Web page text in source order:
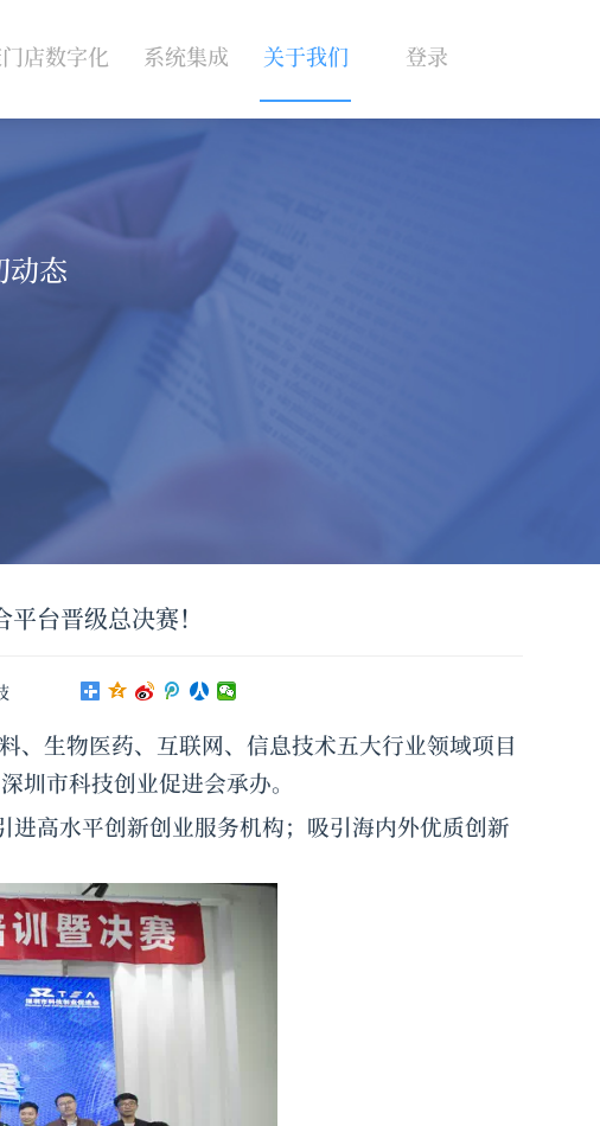
店数字化
赋能方案
系统集成
微信应用对接
小程序插件对接
辅诊系统API
企业注册
企业登录
关于我们 登录
动态
台晋级总决赛！
、生物医药、互联网、信息技术五大行业领域项目
圳市科技创业促进会承办。
高水平创新创业服务机构；吸引海内外优质创新